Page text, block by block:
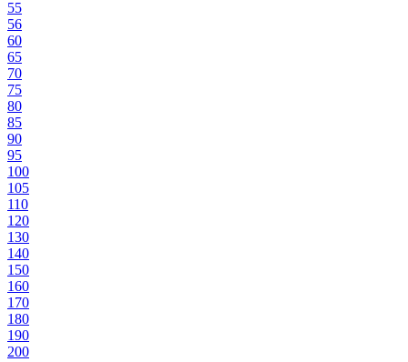
55
56
60
65
70
75
80
85
90
95
100
105
110
120
130
140
150
160
170
180
190
200